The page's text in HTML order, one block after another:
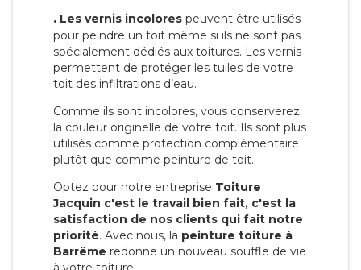
. Les vernis incolores peuvent être utilisés
pour peindre un toit même si ils ne sont pas
spécialement dédiés aux toitures. Les vernis
permettent de protéger les tuiles de votre
toit des infiltrations d’eau.
Comme ils sont incolores, vous conserverez
la couleur originelle de votre toit. Ils sont plus
utilisés comme protection complémentaire
plutôt que comme peinture de toit.
Optez pour notre entreprise Toiture
Jacquin c'est le travail bien fait, c'est la
satisfaction de nos clients qui fait notre
priorité. Avec nous, la peinture toiture à
Barrême redonne un nouveau souffle de vie